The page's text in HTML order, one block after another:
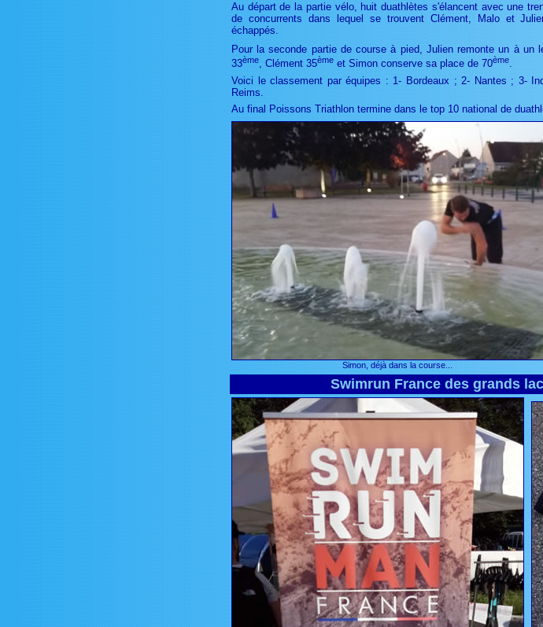
Au départ de la partie vélo, huit duathlètes s'élancent avec une
de concurrents dans lequel se trouvent Clément, Malo et
échappés.
Pour la seconde partie de course à pied, Julien remonte un à un
33ème, Clément 35ème et Simon conserve sa place de 70ème.
Voici le classement par équipes : 1- Bordeaux ; 2- Nantes ; 3-
Reims.
Au final Poissons Triathlon termine dans le top 10 national de
Simon, déjà dans la course...
Swimrun France des grands